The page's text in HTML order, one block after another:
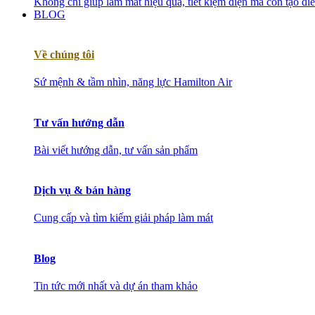
BLOG
Về chúng tôi
Sứ mệnh & tầm nhìn, năng lực Hamilton Air
Tư vấn hướng dẫn
Bài viết hướng dẫn, tư vấn sản phẩm
Dịch vụ & bán hàng
Cung cấp và tìm kiếm giải pháp làm mát
Blog
Tin tức mới nhất và dự án tham khảo